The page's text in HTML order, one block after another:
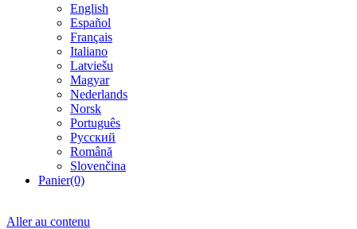
English
Español
Français
Italiano
Latviešu
Magyar
Nederlands
Norsk
Português
Русский
Română
Slovenčina
Panier(0)
Aller au contenu